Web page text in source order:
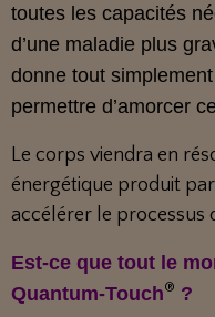
toutes les capacités
d’une maladie plus
donne tout
permettre d’amorcer
Le corps viendra en
énergétique produit
accélérer le processus
Est-ce que tout le
Quantum-Touch® ?